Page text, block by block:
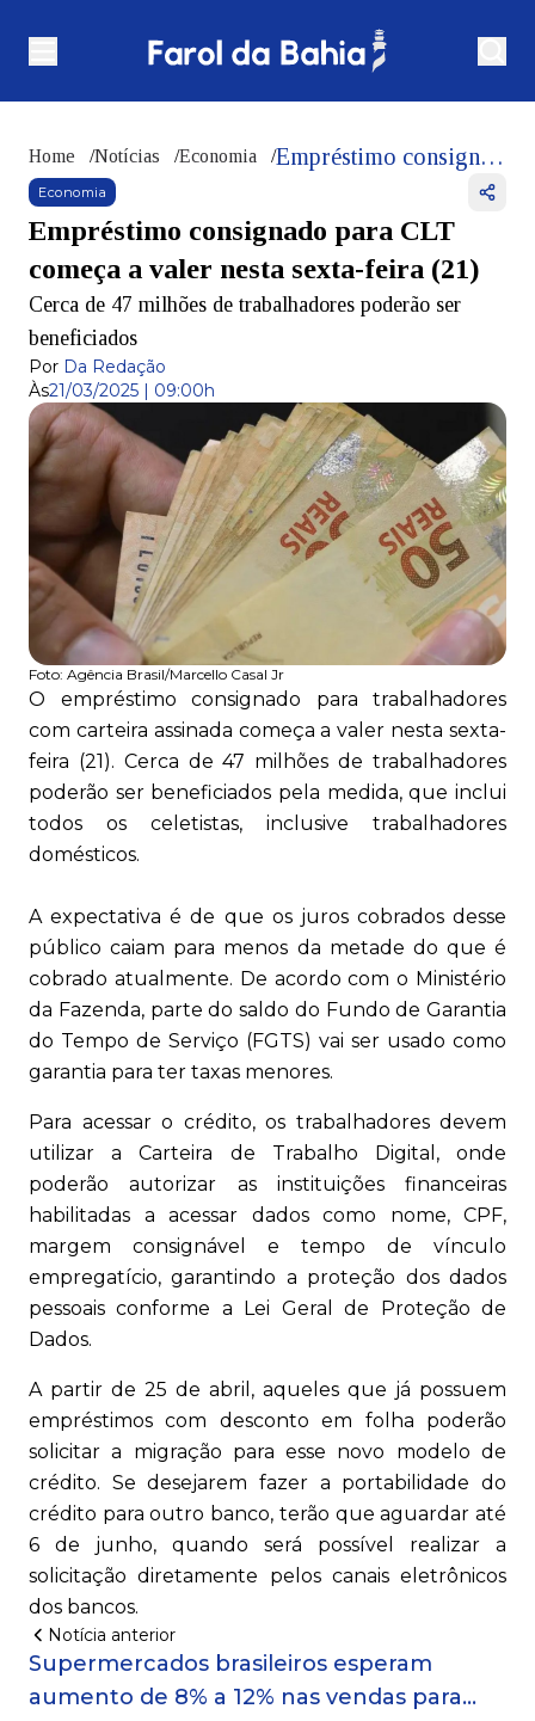
Home /Notícias /Economia / Empréstimo consignado para CLT começa a valer nesta sexta-feira (21)
Economia
Empréstimo consignado para CLT
começa a valer nesta sexta-feira (21)
Cerca de 47 milhões de trabalhadores poderão ser
beneficiados
Por Da Redação
Às21/03/2025 | 09:00h
Foto: Agência Brasil/Marcello Casal Jr
O empréstimo consignado para trabalhadores
com carteira assinada começa a valer nesta sexta-
feira (21). Cerca de 47 milhões de trabalhadores
poderão ser beneficiados pela medida, que inclui
todos os celetistas, inclusive trabalhadores
domésticos.
A expectativa é de que os juros cobrados desse
público caiam para menos da metade do que é
cobrado atualmente. De acordo com o Ministério
da Fazenda, parte do saldo do Fundo de Garantia
do Tempo de Serviço (FGTS) vai ser usado como
garantia para ter taxas menores.
Para acessar o crédito, os trabalhadores devem
utilizar a Carteira de Trabalho Digital, onde
poderão autorizar as instituições financeiras
habilitadas a acessar dados como nome, CPF,
margem consignável e tempo de vínculo
empregatício, garantindo a proteção dos dados
pessoais conforme a Lei Geral de Proteção de
Dados.
A partir de 25 de abril, aqueles que já possuem
empréstimos com desconto em folha poderão
solicitar a migração para esse novo modelo de
crédito. Se desejarem fazer a portabilidade do
crédito para outro banco, terão que aguardar até
6 de junho, quando será possível realizar a
solicitação diretamente pelos canais eletrônicos
dos bancos.
Notícia anterior
Supermercados brasileiros esperam
aumento de 8% a 12% nas vendas para